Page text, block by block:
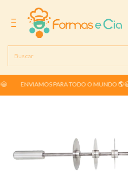
ENVIAMOS PARA TODO O MUNDO 🌎😃